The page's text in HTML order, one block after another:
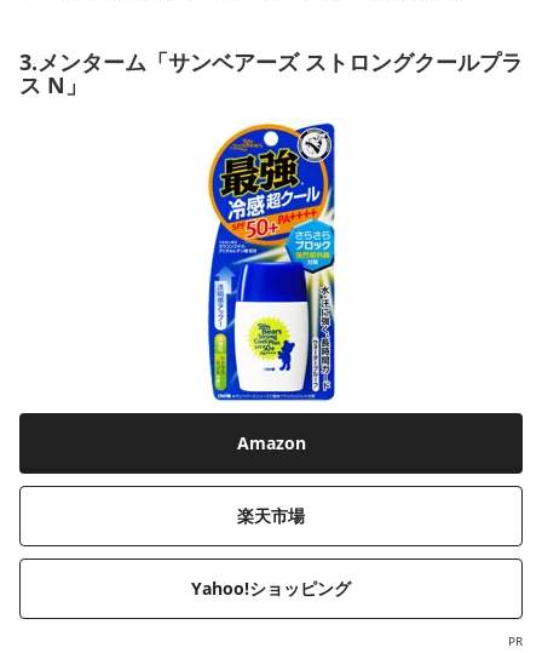
3.メンターム「サンベアーズ ストロングクールプラ
ス N」
Amazon
楽天市場
Yahoo!ショッピング
PR